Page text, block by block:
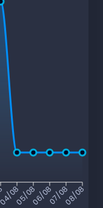
08
05/0806/0807/0808/08